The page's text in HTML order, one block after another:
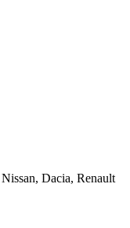
Dacia, Renault